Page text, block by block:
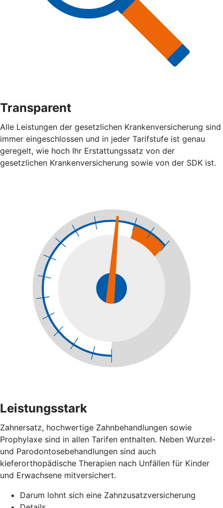
Transparent
Alle Leistungen der gesetzlichen Krankenversicherung sind
immer eingeschlossen und in jeder Tarifstufe ist genau
geregelt, wie hoch Ihr Erstattungssatz von der
gesetzlichen Krankenversicherung sowie von der SDK ist.
Leistungsstark
Zahnersatz, hochwertige Zahnbehandlungen sowie
Prophylaxe sind in allen Tarifen enthalten. Neben Wurzel-
und Parodontosebehandlungen sind auch
kieferorthopädische Therapien nach Unfällen für Kinder
und Erwachsene mitversichert.
Darum lohnt sich eine Zahnzusatzversicherung